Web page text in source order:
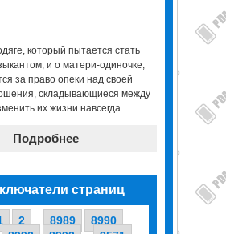
который пытается стать
и о матери-одиночке,
за право опеки над своей
складывающиеся между
их жизни навсегда…
Подробнее
страниц
2 ... 8989
8990